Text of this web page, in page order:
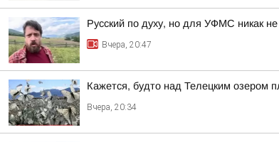
Русский по духу, но для УФМС никак
Вчера, 20:47
Кажется, будто над Телецким озером
Вчера, 20:34